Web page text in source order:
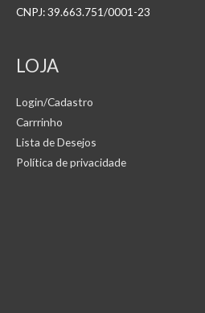
CNPJ: 39.663.751/0001-23
LOJA
Login/Cadastro
Carrrinho
Lista de Desejos
Política de privacidade